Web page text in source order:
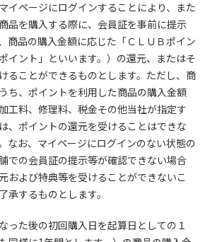
イページにログインすることにより、また
品を購入する際に、会員証を事前に提示
商品の購入金額に応じた「ＣＬＵＢポイン
イント」といいます。）の還元、またはそ
ることができるものとします。ただし、商
ち、ポイントを利用した商品の購入金額
工料、修理料、税金その他当社が指定す
、ポイントの還元を受けることはできな
なお、マイページにログインのない状態の
での会員証の提示等が確認できない場合
および特典等を受けることができないこ
承するものとします。
った後の初回購入日を起算日としての１